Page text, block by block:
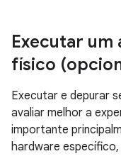
Executar um
físico
Executar e depurar
avaliar melhor a
importante
hardware